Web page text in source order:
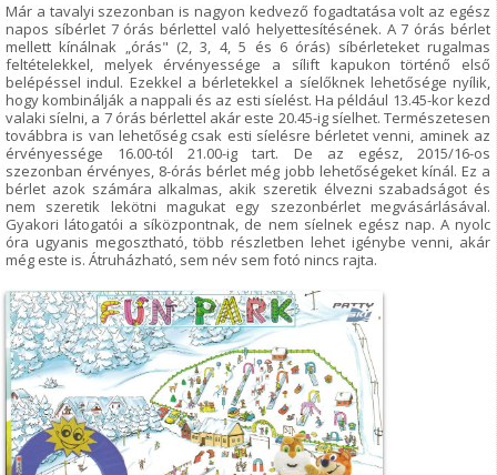
Már a tavalyi szezonban is nagyon kedvező fogadtatása volt az egész
napos síbérlet 7 órás bérlettel való helyettesítésének. A 7 órás bérlet
mellett kínálnak „órás" (2, 3, 4, 5 és 6 órás) síbérleteket rugalmas
feltételekkel, melyek érvényessége a sílift kapukon történő első
belépéssel indul. Ezekkel a bérletekkel a síelőknek lehetősége nyílik,
hogy kombinálják a nappali és az esti síelést. Ha például 13.45-kor kezd
valaki síelni, a 7 órás bérlettel akár este 20.45-ig síelhet. Természetesen
továbbra is van lehetőség csak esti síelésre bérletet venni, aminek az
érvényessége 16.00-tól 21.00-ig tart. De az egész, 2015/16-os
szezonban érvényes, 8-órás bérlet még jobb lehetőségeket kínál. Ez a
bérlet azok számára alkalmas, akik szeretik élvezni szabadságot és
nem szeretik lekötni magukat egy szezonbérlet megvásárlásával.
Gyakori látogatói a síközpontnak, de nem síelnek egész nap. A nyolc
óra ugyanis megosztható, több részletben lehet igénybe venni, akár
még este is. Átruházható, sem név sem fotó nincs rajta.